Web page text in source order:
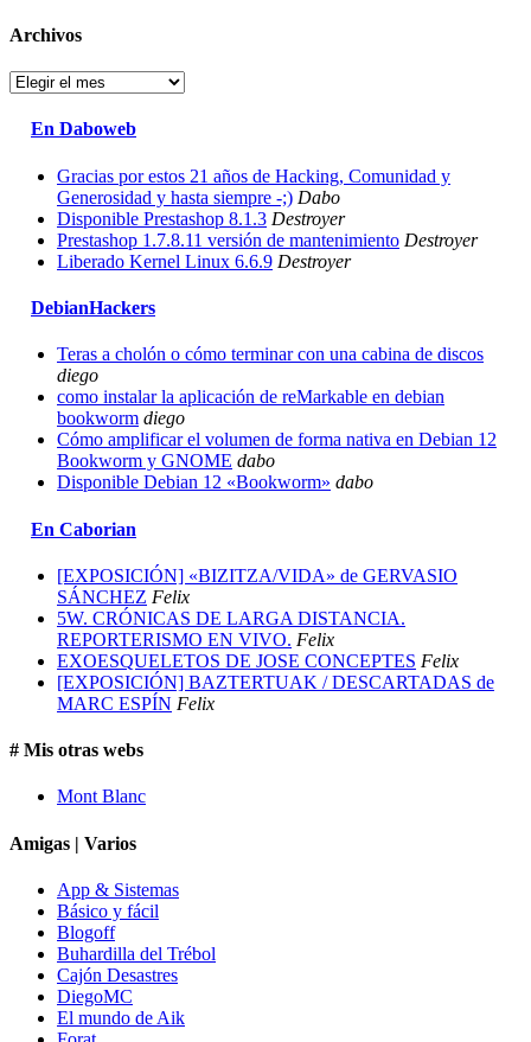
Archivos
Archivos
En Daboweb
Gracias por estos 21 años de Hacking, Comunidad y
Generosidad y hasta siempre -;) Dabo
Disponible Prestashop 8.1.3 Destroyer
Prestashop 1.7.8.11 versión de mantenimiento Destroyer
Liberado Kernel Linux 6.6.9 Destroyer
DebianHackers
Teras a cholón o cómo terminar con una cabina de discos
diego
como instalar la aplicación de reMarkable en debian
bookworm diego
Cómo amplificar el volumen de forma nativa en Debian 12
Bookworm y GNOME dabo
Disponible Debian 12 «Bookworm» dabo
En Caborian
[EXPOSICIÓN] «BIZITZA/VIDA» de GERVASIO
SÁNCHEZ Felix
5W. CRÓNICAS DE LARGA DISTANCIA.
REPORTERISMO EN VIVO. Felix
EXOESQUELETOS DE JOSE CONCEPTES Felix
[EXPOSICIÓN] BAZTERTUAK / DESCARTADAS de
MARC ESPÍN Felix
# Mis otras webs
Mont Blanc
Amigas | Varios
App & Sistemas
Básico y fácil
Blogoff
Buhardilla del Trébol
Cajón Desastres
DiegoMC
El mundo de Aik